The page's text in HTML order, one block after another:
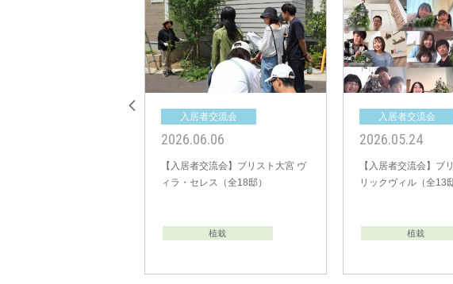
【入居者交流会】ビー・グレイス
新八柱 トライラウンジ（全3邸）
【入居者交流会】ビー・グレイス
梅郷 ネイチャースケープ 2nd（全